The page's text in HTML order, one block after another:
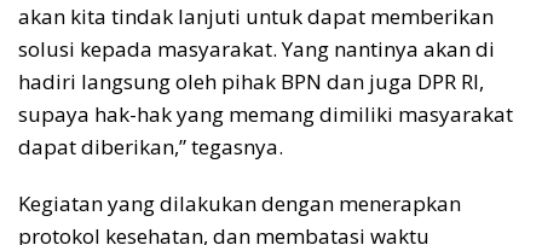
akan kita tindak lanjuti untuk dapat memberikan
solusi kepada masyarakat. Yang nantinya akan di
hadiri langsung oleh pihak BPN dan juga DPR RI,
supaya hak-hak yang memang dimiliki masyarakat
dapat diberikan,” tegasnya.
Kegiatan yang dilakukan dengan menerapkan
protokol kesehatan, dan membatasi waktu